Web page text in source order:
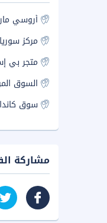
أروسي
مركز
متجر بي
السوق
سوق
مشاركة